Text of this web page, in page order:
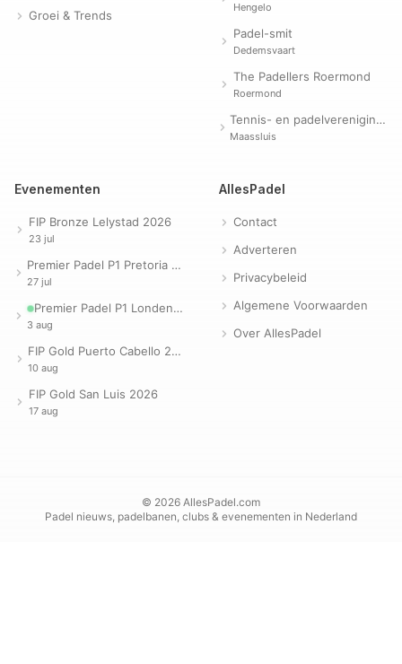
Groei & Trends
Hengelo
Padel-smit
Dedemsvaart
The Padellers Roermond
Roermond
Tennis- en padelvereniging Evergreen
Maassluis
Evenementen
FIP Bronze Lelystad 2026
23 jul
Premier Padel P1 Pretoria 2026
27 jul
Premier Padel P1 Londen 2026
3 aug
FIP Gold Puerto Cabello 2026
10 aug
FIP Gold San Luis 2026
17 aug
AllesPadel
Contact
Adverteren
Privacybeleid
Algemene Voorwaarden
Over AllesPadel
© 2026 AllesPadel.com
Padel nieuws, padelbanen, clubs & evenementen in Nederland